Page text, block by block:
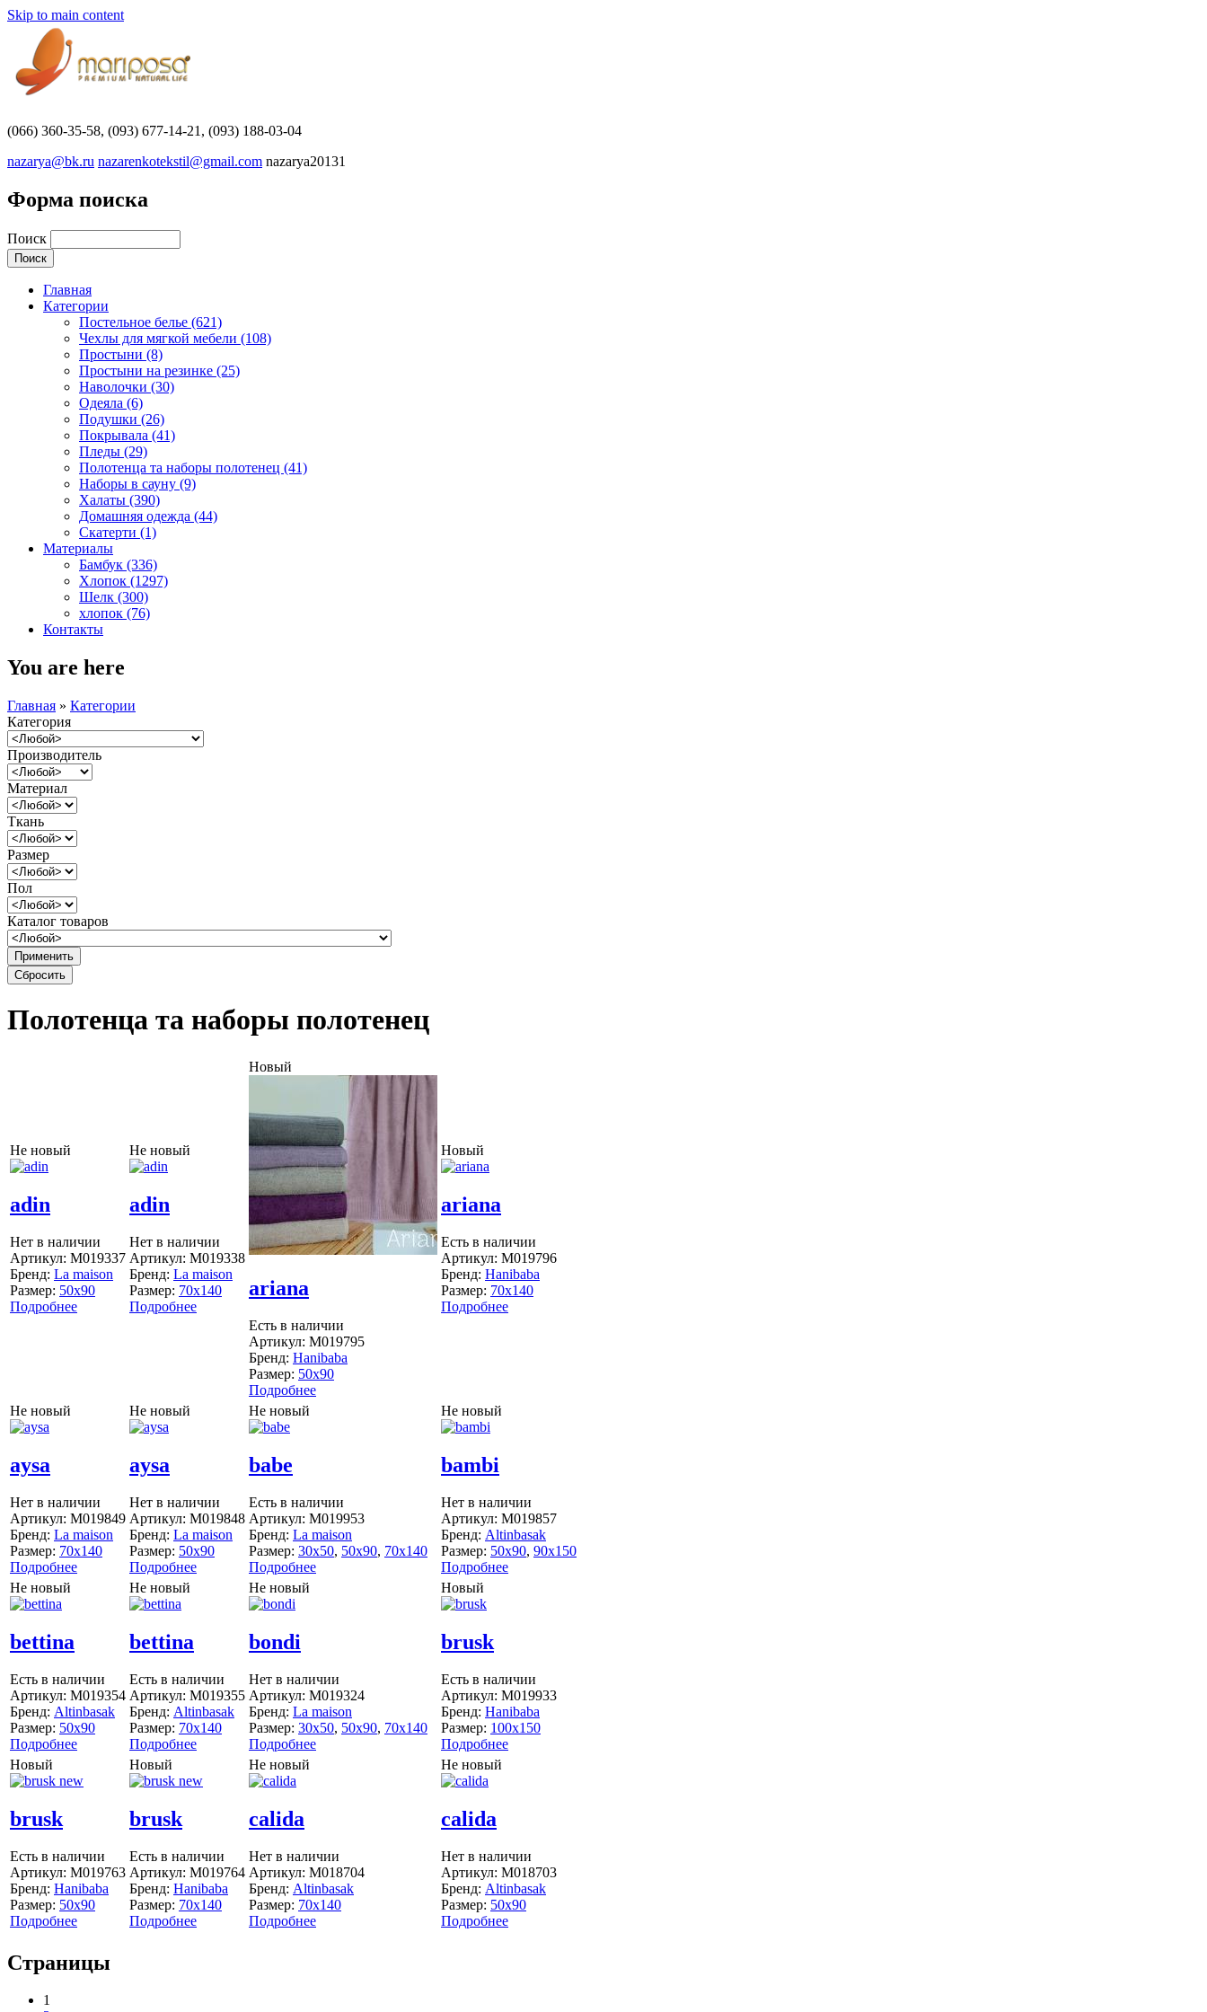
Skip to main content
(066) 360-35-58, (093) 677-14-21, (093) 188-03-04
nazarya@bk.ru nazarenkotekstil@gmail.com nazarya20131
Форма поиска
Поиск
Главная
Категории
Постельное белье (621)
Чехлы для мягкой мебели (108)
Простыни (8)
Простыни на резинке (25)
Наволочки (30)
Одеяла (6)
Подушки (26)
Покрывала (41)
Пледы (29)
Полотенца та наборы полотенец (41)
Наборы в сауну (9)
Халаты (390)
Домашняя одежда (44)
Скатерти (1)
Материалы
Бамбук (336)
Хлопок (1297)
Шелк (300)
хлопок (76)
Контакты
You are here
Главная » Категории
Категория
Производитель
Материал
Ткань
Размер
Пол
Каталог товаров
Полотенца та наборы полотенец
Не новый
adin
Нет в наличии
Артикул: M019337
Бренд: La maison
Размер: 50x90
Подробнее
Не новый
adin
Нет в наличии
Артикул: M019338
Бренд: La maison
Размер: 70x140
Подробнее
Новый
ariana
Есть в наличии
Артикул: M019795
Бренд: Hanibaba
Размер: 50x90
Подробнее
Новый
ariana
Есть в наличии
Артикул: M019796
Бренд: Hanibaba
Размер: 70x140
Подробнее
Не новый
aysa
Нет в наличии
Артикул: M019849
Бренд: La maison
Размер: 70x140
Подробнее
Не новый
aysa
Нет в наличии
Артикул: M019848
Бренд: La maison
Размер: 50x90
Подробнее
Не новый
babe
Есть в наличии
Артикул: M019953
Бренд: La maison
Размер: 30x50, 50x90, 70x140
Подробнее
Не новый
bambi
Нет в наличии
Артикул: M019857
Бренд: Altinbasak
Размер: 50x90, 90x150
Подробнее
Не новый
bettina
Есть в наличии
Артикул: M019354
Бренд: Altinbasak
Размер: 50x90
Подробнее
Не новый
bettina
Есть в наличии
Артикул: M019355
Бренд: Altinbasak
Размер: 70x140
Подробнее
Не новый
bondi
Нет в наличии
Артикул: M019324
Бренд: La maison
Размер: 30x50, 50x90, 70x140
Подробнее
Новый
brusk
Есть в наличии
Артикул: M019933
Бренд: Hanibaba
Размер: 100x150
Подробнее
Новый
brusk
Есть в наличии
Артикул: M019763
Бренд: Hanibaba
Размер: 50x90
Подробнее
Новый
brusk
Есть в наличии
Артикул: M019764
Бренд: Hanibaba
Размер: 70x140
Подробнее
Не новый
calida
Нет в наличии
Артикул: M018704
Бренд: Altinbasak
Размер: 70x140
Подробнее
Не новый
calida
Нет в наличии
Артикул: M018703
Бренд: Altinbasak
Размер: 50x90
Подробнее
Страницы
1